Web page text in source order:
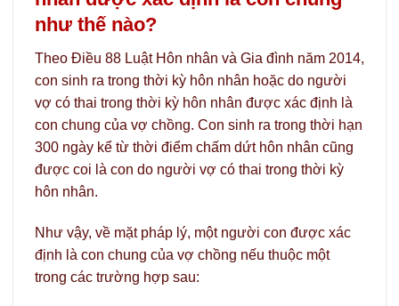
như thế nào?
Theo Điều 88 Luật Hôn nhân và Gia đình năm 2014,
con sinh ra trong thời kỳ hôn nhân hoặc do người
vợ có thai trong thời kỳ hôn nhân được xác định là
con chung của vợ chồng. Con sinh ra trong thời hạn
300 ngày kể từ thời điểm chấm dứt hôn nhân cũng
được coi là con do người vợ có thai trong thời kỳ
hôn nhân.
Như vậy, về mặt pháp lý, một người con được xác
định là con chung của vợ chồng nếu thuộc một
trong các trường hợp sau: